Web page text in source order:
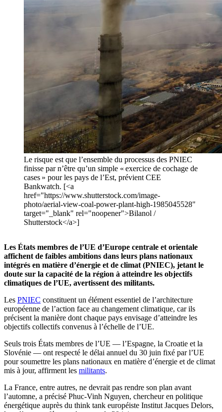
Le risque est que l’ensemble du processus des PNIEC
finisse par n’être qu’un simple « exercice de cochage de
cases » pour les pays de l’Est, prévient CEE
Bankwatch. [<a
href="https://www.shutterstock.com/image-
photo/aerial-view-coal-power-plant-high-1985045528"
target="_blank" rel="noopener">Bilanol /
Shutterstock</a>]
Les États membres de l’UE d’Europe centrale et orientale
affichent de faibles ambitions dans leurs plans nationaux
intégrés en matière d’énergie et de climat (PNIEC), jetant le
doute sur la capacité de la région à atteindre les objectifs
climatiques de l’UE, avertissent des militants.
Les PNIEC constituent un élément essentiel de l’architecture
européenne de l’action face au changement climatique, car ils
précisent la manière dont chaque pays envisage d’atteindre les
objectifs collectifs convenus à l’échelle de l’UE.
Seuls trois États membres de l’UE — l’Espagne, la Croatie et la
Slovénie — ont respecté le délai annuel du 30 juin fixé par l’UE
pour soumettre les plans nationaux en matière d’énergie et de climat
mis à jour, affirment les militants.
La France, entre autres, ne devrait pas rendre son plan avant
l’automne, a précisé Phuc-Vinh Nguyen, chercheur en politique
énergétique auprès du think tank européiste Institut Jacques Delors,